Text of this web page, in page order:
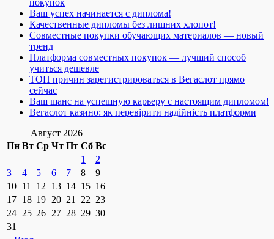
Ваш успех начинается с диплома!
Качественные дипломы без лишних хлопот!
Совместные покупки обучающих материалов — новый
тренд
Платформа совместных покупок — лучший способ
учиться дешевле
ТОП причин зарегистрироваться в Вегаслот прямо
сейчас
Ваш шанс на успешную карьеру с настоящим дипломом!
Вегаслот казино: як перевірити надійність платформи
Август 2026
Пн Вт Ср Чт Пт Сб Вс
1
2
3
4 5 6 7 8
9
10 11 12 13 14 15 16
17 18 19 20 21 22 23
24 25 26 27 28 29 30
31